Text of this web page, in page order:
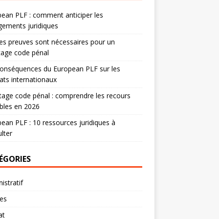
PLF : comment anticiper les
juridiques
preuves sont nécessaires pour un
code pénal
du European PLF sur les
internationaux
code pénal : comprendre les recours
en 2026
PLF : 10 ressources juridiques à